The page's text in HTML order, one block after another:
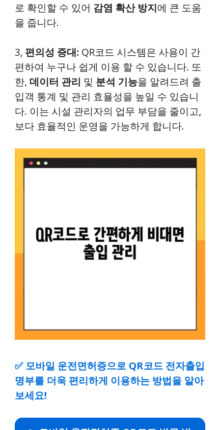
로 확인할 수 있어 감염 확산 방지에 큰 도움
을 줍니다.
3, 편의성 증대: QR코드 시스템은 사용이 간
편하여 누구나 쉽게 이용 할 수 있습니다. 또
한, 데이터 관리 및 분석 기능을 알려드려 출
입객 통계 및 관리 효율성을 높일 수 있습니
다. 이는 시설 관리자의 업무 부담을 줄이고,
보다 효율적인 운영을 가능하게 합니다.
✅ 모바일 운전면허증으로 QR코드 전자출입
명부를 더욱 편리하게 이용하는 방법을 알아
보세요!